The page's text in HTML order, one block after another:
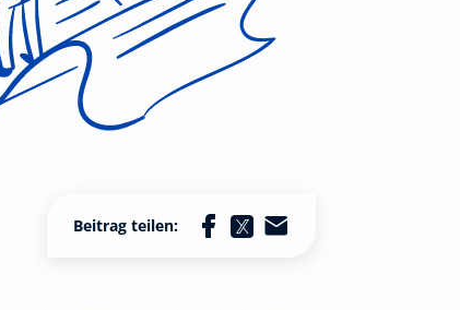
Beitrag teilen: